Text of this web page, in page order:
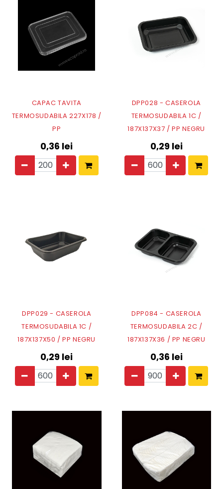
CAPAC TAVITA
TERMOSUDABILA 227X178 /
PP
0,36 lei
DPP028 - CASEROLA
TERMOSUDABILA 1C /
187X137X37 / PP NEGRU
0,29lei
DPP029 - CASEROLA
TERMOSUDABILA 1C /
187X137X50 / PP NEGRU
0,29 lei
DPP084 - CASEROLA
TERMOSUDABILA 2C /
187X137X36 / PP NEGRU
0,36 lei